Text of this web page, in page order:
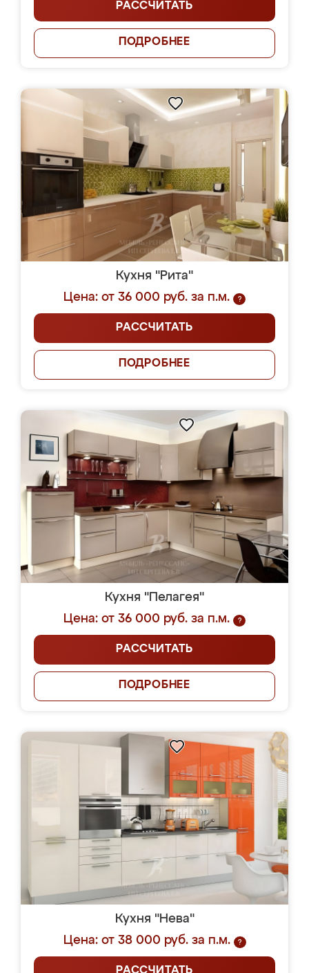
РАССЧИТАТЬ
ПОДРОБНЕЕ
Кухня "Рита"
Цена: от 36 000 руб. за п.м.
?
РАССЧИТАТЬ
ПОДРОБНЕЕ
Кухня "Пелагея"
Цена: от 36 000 руб. за п.м.
?
РАССЧИТАТЬ
ПОДРОБНЕЕ
Кухня "Нева"
Цена: от 38 000 руб. за п.м.
?